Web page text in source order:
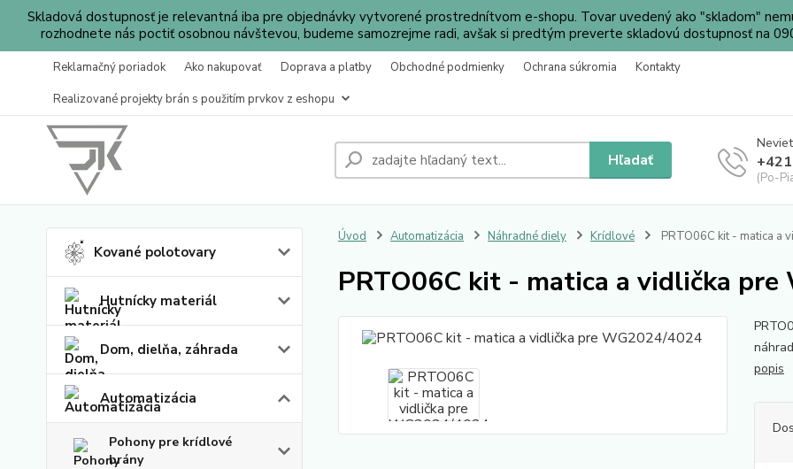
Skladová dostupnosť je relevantná iba pre objednávky vytvorené prostrednítvom e-shopu. Tovar uvedený ako "skladom"
rozhodnete nás poctiť osobnou návštevou, budeme samozrejme radi, avšak si predtým preverte skladovú dostupnosť na
Reklamačný poriadok Ako nakupovať Doprava a platby Obchodné podmienky Ochrana súkromia
Kontakty
Realizované projekty brán s použitím prvkov z eshopu
Hľadať
(Po-
Kované polotovary
Hutnícky materiál
Dom, dielňa, záhrada
Automatizácia
Pohony pre krídlové
brány
Úvod Automatizácia Náhradné diely Krídlové PRTO06C kit - matica a
PRTO06C kit - matica a vidlička pre
popis